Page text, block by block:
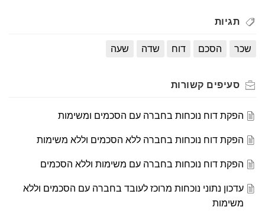
תגיות
שכר הסכם דוח שדה שעה
סעיפים קשורות
הפקת דוח נוכחות בחברה עם הסכמים ומשימות
הפקת דוח נוכחות בחברה ללא הסכמים וללא משימות
הפקת דוח נוכחות בחברה עם משימות וללא הסכמים
עדכון נתוני נוכחות מרוכז לעובד בחברה עם הסכמים וללא
משימות